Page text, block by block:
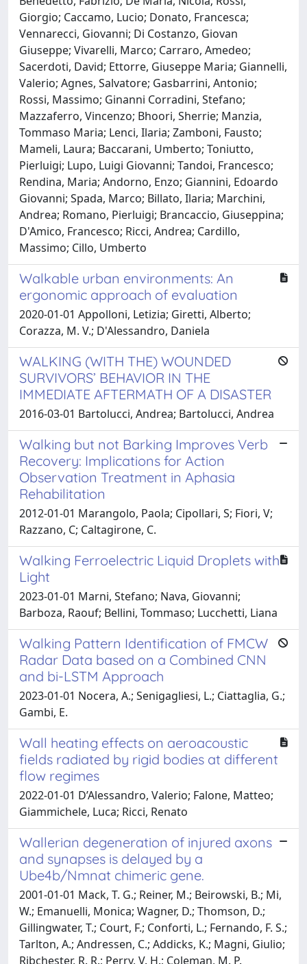
Giorgio; Caccamo, Lucio; Donato, Francesca;
Vennarecci, Giovanni; Di Costanzo, Giovan
Giuseppe; Vivarelli, Marco; Carraro, Amedeo;
Sacerdoti, David; Ettorre, Giuseppe Maria; Giannelli,
Valerio; Agnes, Salvatore; Gasbarrini, Antonio;
Rossi, Massimo; Ginanni Corradini, Stefano;
Mazzaferro, Vincenzo; Bhoori, Sherrie; Manzia,
Tommaso Maria; Lenci, Ilaria; Zamboni, Fausto;
Mameli, Laura; Baccarani, Umberto; Toniutto,
Pierluigi; Lupo, Luigi Giovanni; Tandoi, Francesco;
Rendina, Maria; Andorno, Enzo; Giannini, Edoardo
Giovanni; Spada, Marco; Billato, Ilaria; Marchini,
Andrea; Romano, Pierluigi; Brancaccio, Giuseppina;
D'Amico, Francesco; Ricci, Andrea; Cardillo,
Massimo; Cillo, Umberto
Walkable urban environments: An
ergonomic approach of evaluation
2020-01-01 Appolloni, Letizia; Giretti, Alberto;
Corazza, M. V.; D'Alessandro, Daniela
WALKING (WITH THE) WOUNDED
SURVIVORS’ BEHAVIOR IN THE
IMMEDIATE AFTERMATH OF A DISASTER
2016-03-01 Bartolucci, Andrea; Bartolucci, Andrea
Walking but not Barking Improves Verb
Recovery: Implications for Action
Observation Treatment in Aphasia
Rehabilitation
2012-01-01 Marangolo, Paola; Cipollari, S; Fiori, V;
Razzano, C; Caltagirone, C.
Walking Ferroelectric Liquid Droplets with
Light
2023-01-01 Marni, Stefano; Nava, Giovanni;
Barboza, Raouf; Bellini, Tommaso; Lucchetti, Liana
Walking Pattern Identification of FMCW
Radar Data based on a Combined CNN
and bi-LSTM Approach
2023-01-01 Nocera, A.; Senigagliesi, L.; Ciattaglia, G.;
Gambi, E.
Wall heating effects on aeroacoustic
fields radiated by rigid bodies at different
flow regimes
2022-01-01 D’Alessandro, Valerio; Falone, Matteo;
Giammichele, Luca; Ricci, Renato
Wallerian degeneration of injured axons
and synapses is delayed by a
Ube4b/Nmnat chimeric gene.
2001-01-01 Mack, T. G.; Reiner, M.; Beirowski, B.; Mi,
W.; Emanuelli, Monica; Wagner, D.; Thomson, D.;
Gillingwater, T.; Court, F.; Conforti, L.; Fernando, F. S.;
Tarlton, A.; Andressen, C.; Addicks, K.; Magni, Giulio;
Ribchester, R. R.; Perry, V. H.; Coleman, M. P.